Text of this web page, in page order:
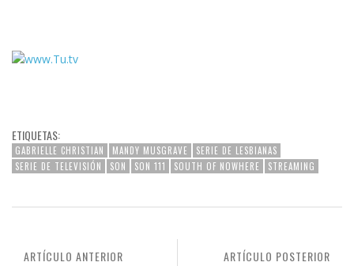
ETIQUETAS:
GABRIELLE CHRISTIAN MANDY MUSGRAVE
SERIE DE LESBIANAS
SERIE DE TELEVISIÓN
SON SON 111 SOUTH OF NOWHERE STREAMING
ARTÍCULO POSTERIOR
ARTÍCULO ANTERIOR